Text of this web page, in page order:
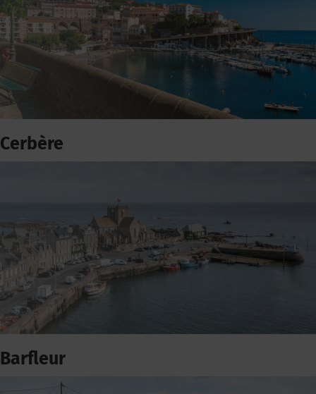
Cerbère
Barfleur